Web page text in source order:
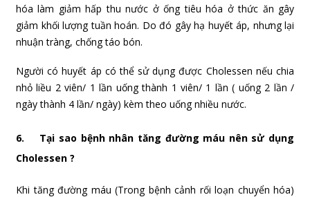
hóa làm giảm hấp thu nước ở ống tiêu hóa ở thức ăn gây
giảm khối lượng tuần hoán. Do đó gây hạ huyết áp, nhưng lại
nhuận tràng, chống táo bón.
Người có huyết áp có thể sử dụng được Cholessen nếu chia
nhỏ liều 2 viên/ 1 lần uống thành 1 viên/ 1 lần ( uống 2 lần /
ngày thành 4 lần/ ngày) kèm theo uống nhiều nước.
6. Tại sao bệnh nhân tăng đường máu nên sử dụng
Cholessen ?
Khi tăng đường máu (Trong bệnh cảnh rối loạn chuyển hóa)